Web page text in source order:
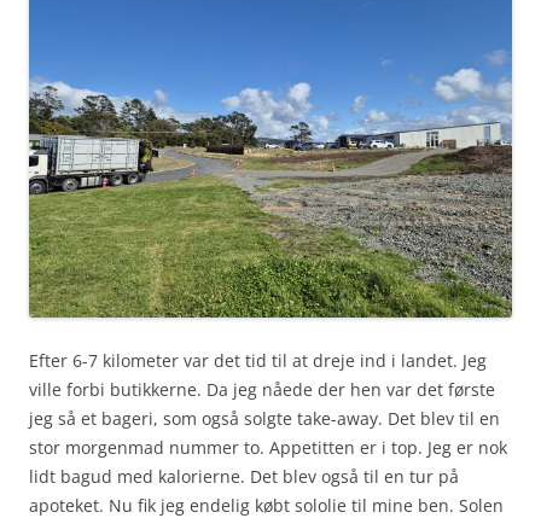
Efter 6-7 kilometer var det tid til at dreje ind i landet. Jeg
ville forbi butikkerne. Da jeg nåede der hen var det første
jeg så et bageri, som også solgte take-away. Det blev til en
stor morgenmad nummer to. Appetitten er i top. Jeg er nok
lidt bagud med kalorierne. Det blev også til en tur på
apoteket. Nu fik jeg endelig købt sololie til mine ben. Solen